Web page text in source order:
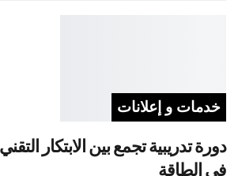
خدمات و إعلانات
دورة تدريبية تجمع بين الابتكار
في الطاقة